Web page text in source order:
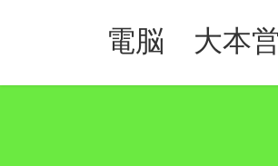
電脳 大本